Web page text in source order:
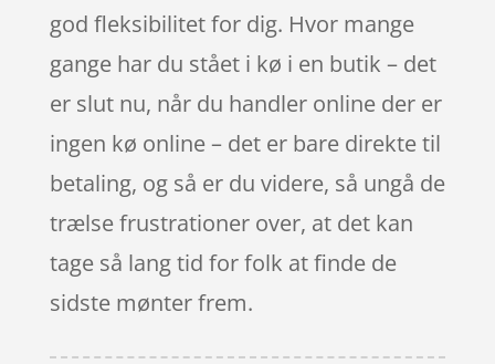
god fleksibilitet for dig. Hvor mange
gange har du stået i kø i en butik – det
er slut nu, når du handler online der er
ingen kø online – det er bare direkte til
betaling, og så er du videre, så ungå de
trælse frustrationer over, at det kan
tage så lang tid for folk at finde de
sidste mønter frem.